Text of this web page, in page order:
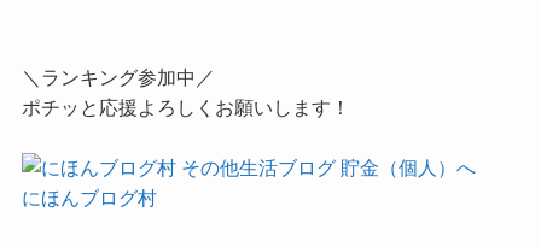
＼ランキング参加中／
ポチッと応援よろしくお願いします！
にほんブログ村